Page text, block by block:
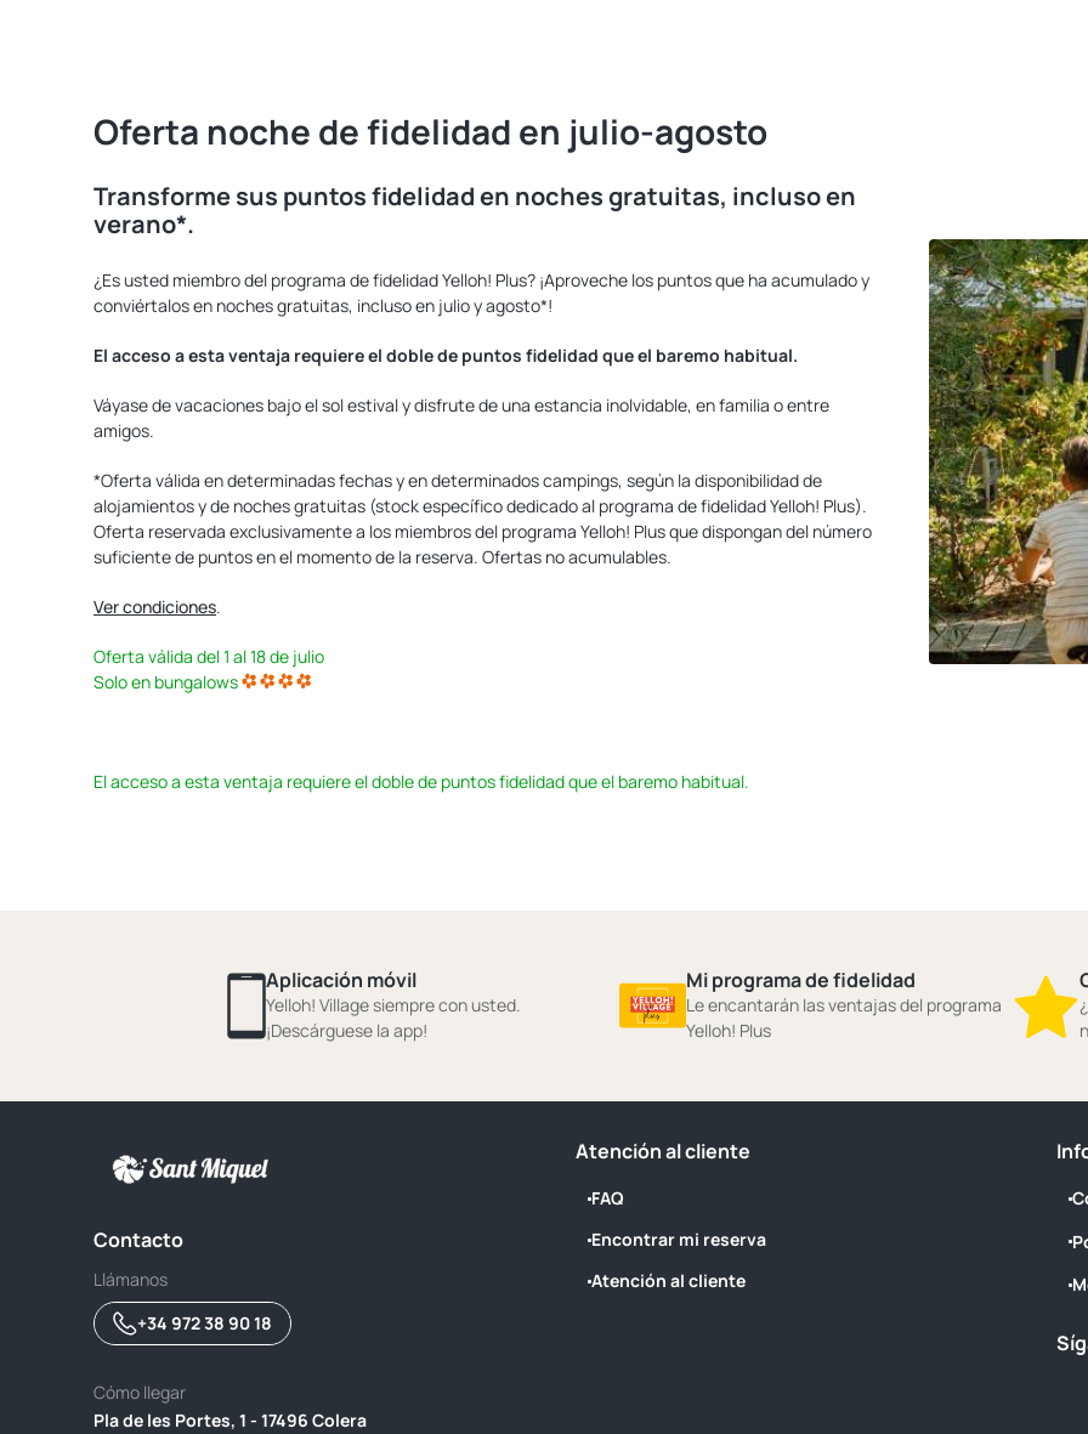
Oferta noche de fidelidad en julio-agosto
Transforme sus puntos fidelidad en noches gratuitas, incluso en
verano*.
¿Es usted miembro del programa de fidelidad Yelloh! Plus? ¡Aproveche los puntos que ha acumulado y
conviértalos en noches gratuitas, incluso en julio y agosto*!
El acceso a esta ventaja requiere el doble de puntos fidelidad que el baremo habitual.
Váyase de vacaciones bajo el sol estival y disfrute de una estancia inolvidable, en familia o entre
amigos.
*Oferta válida en determinadas fechas y en determinados campings, según la disponibilidad de
alojamientos y de noches gratuitas (stock específico dedicado al programa de fidelidad Yelloh! Plus).
Oferta reservada exclusivamente a los miembros del programa Yelloh! Plus que dispongan del número
suficiente de puntos en el momento de la reserva. Ofertas no acumulables.
Ver condiciones.
Oferta válida del 1 al 18 de julio
Solo en bungalows
El acceso a esta ventaja requiere el doble de puntos fidelidad que el baremo habitual.
Aplicación móvil
Yelloh! Village siempre con usted.
¡Descárguese la app!
Mi programa de fidelidad
Le encantarán las ventajas del programa
Yelloh! Plus
Contacto
Llámanos
+34 972 38 90 18
Cómo llegar
Pla de les Portes, 1 - 17496 Colera
Atención al cliente
FAQ
Encontrar mi reserva
Atención al cliente